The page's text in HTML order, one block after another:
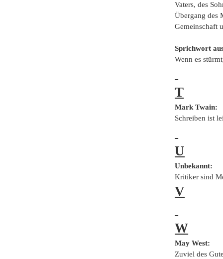
Vaters, des
Übergang des
Gemeinschaft
Sprichwort
Wenn es
T
Mark Twain:
Schreiben ist
U
Unbekannt:
Kritiker sind
V
W
May West:
Zuviel des